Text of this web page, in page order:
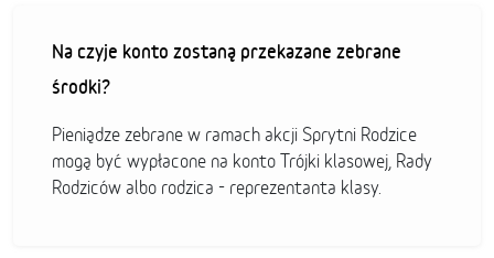
Na czyje konto zostaną przekazane zebrane
środki?
Pieniądze zebrane w ramach akcji Sprytni Rodzice
mogą być wypłacone na konto Trójki klasowej, Rady
Rodziców albo rodzica - reprezentanta klasy.